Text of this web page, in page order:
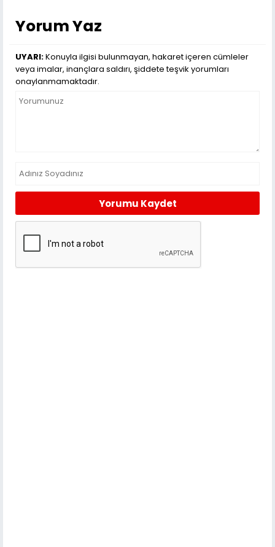
Yorum Yaz
UYARI:Konuyla ilgisi bulunmayan, hakaret içeren cümleler
veya imalar, inançlara saldırı, şiddete teşvik yorumları
onaylanmamaktadır.
Yorumu Kaydet